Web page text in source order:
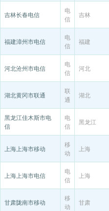
吉林长春电信
电
信
吉林
福建漳州市电信
电
信
福建
河北沧州市电信
电
信
河北
湖北黄冈市联通
联
通
湖北
黑龙江佳木斯市电
信
电
信
黑龙江
上海上海市移动
移
动
上海
上海上海市电信
电
信
上海
甘肃陇南市移动
移
动
甘肃